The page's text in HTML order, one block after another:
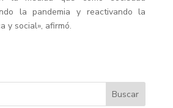
la pandemia y reactivando la
y social», afirmó.
Buscar